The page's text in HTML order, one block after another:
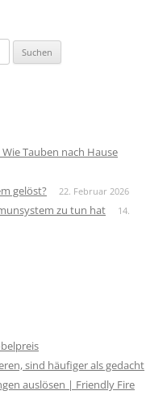
Tauben nach Hause
gelöst? 22. Februar 2026
zu tun hat
14.
sind häufiger als gedacht
auslösen | Friendly Fire